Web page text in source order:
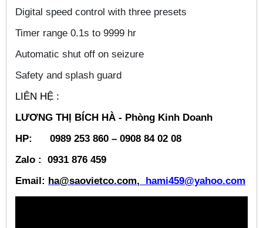
Digital speed control with three presets
Timer range 0.1s to 9999 hr
Automatic shut off on seizure
Safety and splash guard
LIÊN HỆ :
LƯƠNG THỊ BÍCH HÀ - Phòng Kinh Doanh
HP: 0989 253 860 – 0908 84 02 08
Zalo : 0931 876 459
Email: ha@saovietco.com, hami459@yahoo.com